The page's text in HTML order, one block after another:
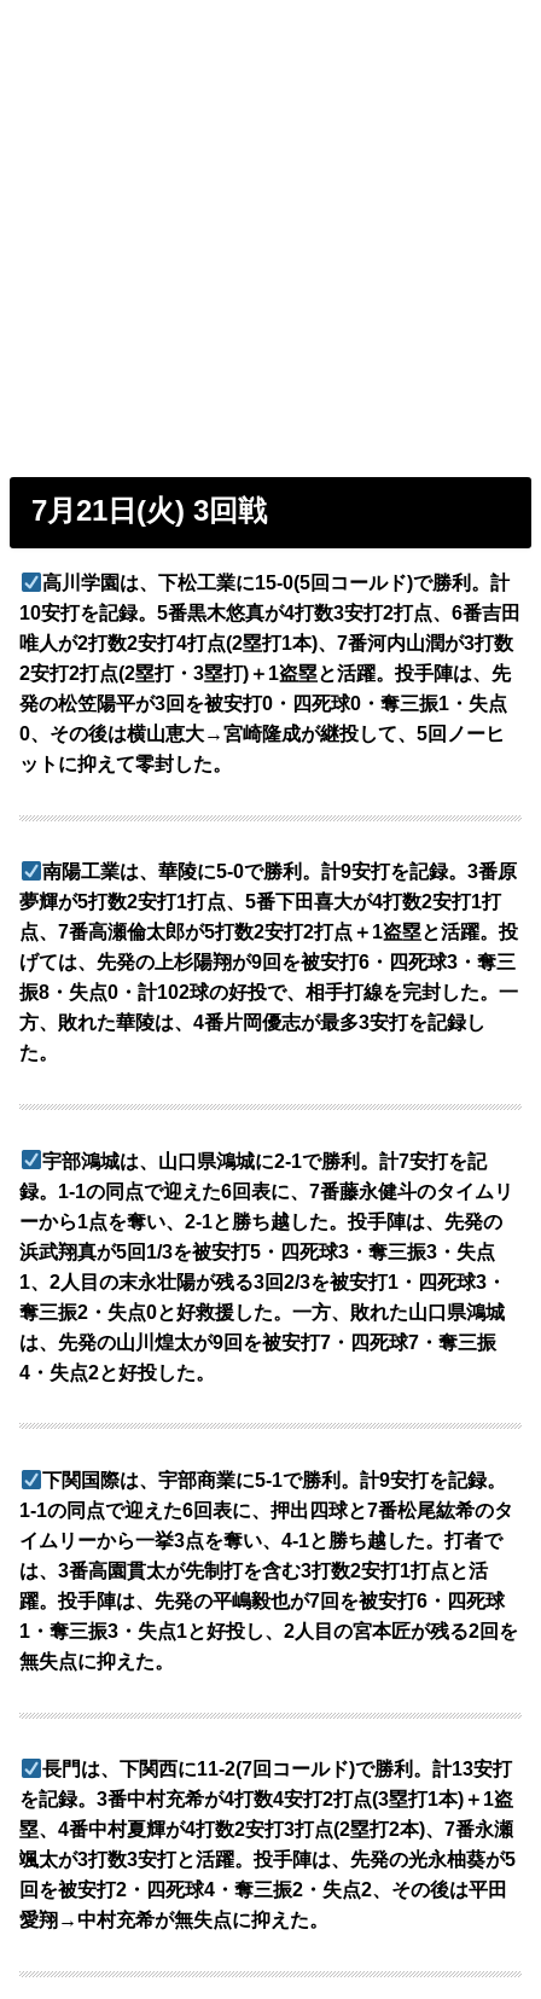
7月21日(火) 3回戦
高川学園は、下松工業に15-0(5回コールド)で勝利。計
10安打を記録。5番黒木悠真が4打数3安打2打点、6番吉田
唯人が2打数2安打4打点(2塁打1本)、7番河内山潤が3打数
2安打2打点(2塁打・3塁打)＋1盗塁と活躍。投手陣は、先
発の松笠陽平が3回を被安打0・四死球0・奪三振1・失点
0、その後は横山恵大→宮崎隆成が継投して、5回ノーヒ
ットに抑えて零封した。
南陽工業は、華陵に5-0で勝利。計9安打を記録。3番原
夢輝が5打数2安打1打点、5番下田喜大が4打数2安打1打
点、7番高瀬倫太郎が5打数2安打2打点＋1盗塁と活躍。投
げては、先発の上杉陽翔が9回を被安打6・四死球3・奪三
振8・失点0・計102球の好投で、相手打線を完封した。一
方、敗れた華陵は、4番片岡優志が最多3安打を記録し
た。
宇部鴻城は、山口県鴻城に2-1で勝利。計7安打を記
録。1-1の同点で迎えた6回表に、7番藤永健斗のタイムリ
ーから1点を奪い、2-1と勝ち越した。投手陣は、先発の
浜武翔真が5回1/3を被安打5・四死球3・奪三振3・失点
1、2人目の末永壮陽が残る3回2/3を被安打1・四死球3・
奪三振2・失点0と好救援した。一方、敗れた山口県鴻城
は、先発の山川煌太が9回を被安打7・四死球7・奪三振
4・失点2と好投した。
下関国際は、宇部商業に5-1で勝利。計9安打を記録。
1-1の同点で迎えた6回表に、押出四球と7番松尾紘希のタ
イムリーから一挙3点を奪い、4-1と勝ち越した。打者で
は、3番高園貫太が先制打を含む3打数2安打1打点と活
躍。投手陣は、先発の平嶋毅也が7回を被安打6・四死球
1・奪三振3・失点1と好投し、2人目の宮本匠が残る2回を
無失点に抑えた。
長門は、下関西に11-2(7回コールド)で勝利。計13安打
を記録。3番中村充希が4打数4安打2打点(3塁打1本)＋1盗
塁、4番中村夏輝が4打数2安打3打点(2塁打2本)、7番永瀬
颯太が3打数3安打と活躍。投手陣は、先発の光永柚葵が5
回を被安打2・四死球4・奪三振2・失点2、その後は平田
愛翔→中村充希が無失点に抑えた。